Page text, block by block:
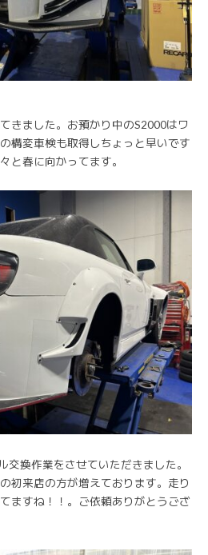
きました。お預かり中のS2000はワ
構変車検も取得しちょっと早いです
と春に向かってます。
交換作業をさせていただきました。
初来店の方が増えております。走り
ますね！！。ご依頼ありがとうござ